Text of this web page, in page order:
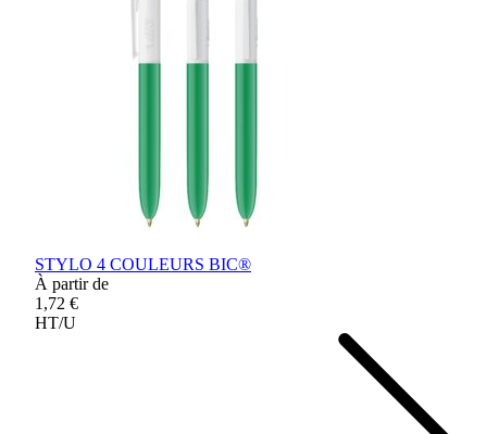
STYLO 4 COULEURS BIC®
À partir de
1,72 €
HT/U